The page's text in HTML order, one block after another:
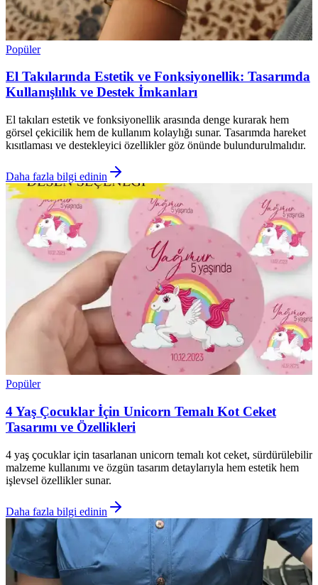
Popüler
El Takılarında Estetik ve Fonksiyonellik: Tasarımda
Kullanışlılık ve Destek İmkanları
El takıları estetik ve fonksiyonellik arasında denge kurarak hem
görsel çekicilik hem de kullanım kolaylığı sunar. Tasarımda hareket
kısıtlaması ve destekleyici özellikler göz önünde bulundurulmalıdır.
Daha fazla bilgi edinin
Popüler
4 Yaş Çocuklar İçin Unicorn Temalı Kot Ceket
Tasarımı ve Özellikleri
4 yaş çocuklar için tasarlanan unicorn temalı kot ceket, sürdürülebilir
malzeme kullanımı ve özgün tasarım detaylarıyla hem estetik hem
işlevsel özellikler sunar.
Daha fazla bilgi edinin